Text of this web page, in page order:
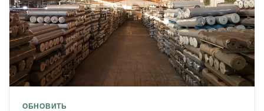
ОБНОВИТЬ